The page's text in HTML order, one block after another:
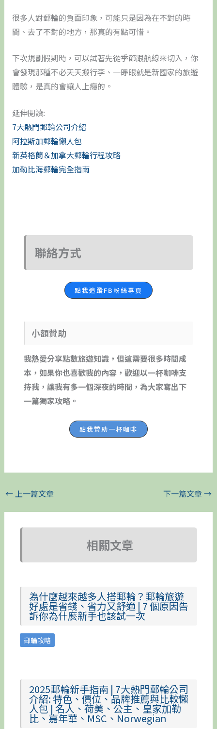
很多人對郵輪的負面印象，可能只是因為在不對的時
間、去了不對的地方，那真的有點可惜。
下次規劃假期時，可以試著先從季節跟航線來切入，你
會發現那種不必天天搬行李、一睜眼就是新國家的旅遊
體驗，是真的會讓人上癮的。
延伸閱讀:
7大熱門郵輪公司介紹
阿拉斯加郵輪懶人包
新英格蘭＆加拿大郵輪行程攻略
加勒比海郵輪完全指南
聯絡方式
點我追蹤FB粉絲專頁
小額贊助
我熱愛分享點數旅遊知識，但這需要很多時間成
本，如果你也喜歡我的內容，歡迎以一杯咖啡支
持我，讓我有多一個深夜的時間，為大家寫出下
一篇獨家攻略。
點我贊助一杯咖啡
←上一篇文章 下一篇文章→
相關文章
為什麼越來越多人搭郵輪？郵輪旅遊
好處是省錢、省力又舒適 | 7 個原因告
訴你為什麼新手也該試一次
郵輪攻略
2025郵輪新手指南 | 7大熱門郵輪公司
介紹: 特色、價位、品牌推薦與比較懶
人包 | 名人、荷美、公主、皇家加勒
比、嘉年華、MSC、Norwegian